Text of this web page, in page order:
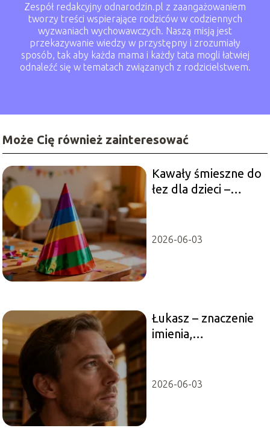
Zespół redakcyjny odnarodzin.pl z zaangażowaniem
tworzy treści wspierające rodziców w codziennych
wyzwaniach wychowawczych. Naszą misją jest
przekazywanie wiedzy w przystępny i zrozumiały
sposób, tak aby każda mama i każdy tata mogli łatwiej
odnaleźć się w tematach związanych z rodzicielstwem.
Może Cię również zainteresować
Kawały śmieszne do
łez dla dzieci –
2026-06-03
Łukasz – znaczenie
imienia,
2026-06-03